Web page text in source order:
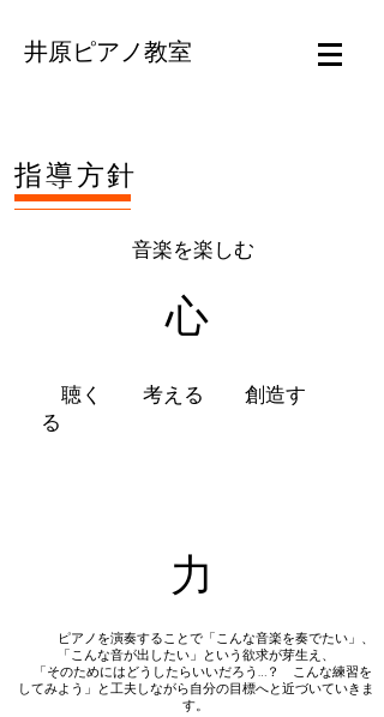
井原ピアノ教室
​指導方針
音楽を楽しむ
​心
聴く 考える 創造す
る
​力
ピアノを演奏することで「こんな音楽を奏でたい」、
「こんな音が出したい」という欲求が芽生え、
「そのためにはどうしたらいいだろう…？ こんな練習を
してみよう」と工夫しながら自分の目標へと近づいていきま
す。